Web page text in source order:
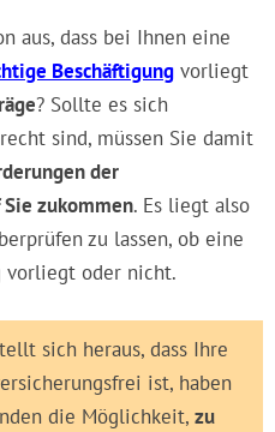
aus, dass bei Ihnen eine
Beschäftigung vorliegt
? Sollte es sich
sind, müssen Sie damit
der
zukommen. Es liegt also
zu lassen, ob eine
vorliegt oder nicht.
sich heraus, dass Ihre
ist, haben
die Möglichkeit, zu